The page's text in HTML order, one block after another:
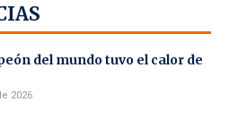
del mundo tuvo el calor de
2026